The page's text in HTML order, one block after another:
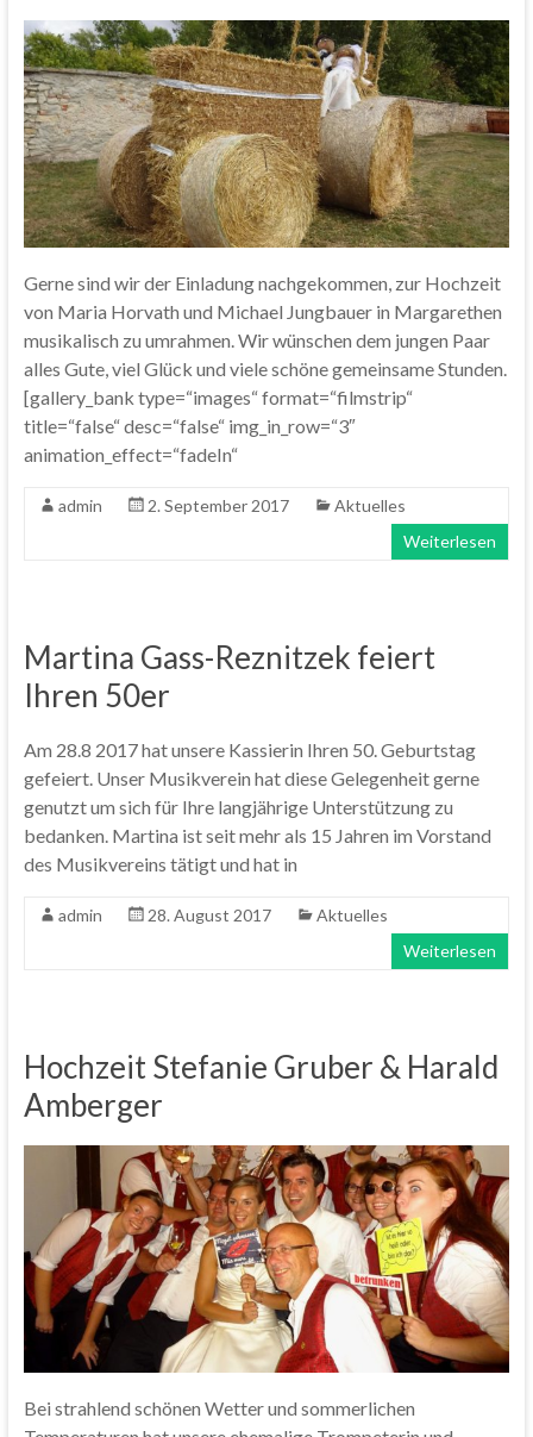
Gerne sind wir der Einladung nachgekommen, zur Hochzeit
von Maria Horvath und Michael Jungbauer in Margarethen
musikalisch zu umrahmen. Wir wünschen dem jungen Paar
alles Gute, viel Glück und viele schöne gemeinsame Stunden.
[gallery_bank type=“images“ format=“filmstrip“
title=“false“ desc=“false“ img_in_row=“3″
animation_effect=“fadeIn“
admin 2. September 2017
Aktuelles
Weiterlesen
Martina Gass-Reznitzek feiert
Ihren 50er
Am 28.8 2017 hat unsere Kassierin Ihren 50. Geburtstag
gefeiert. Unser Musikverein hat diese Gelegenheit gerne
genutzt um sich für Ihre langjährige Unterstützung zu
bedanken. Martina ist seit mehr als 15 Jahren im Vorstand
des Musikvereins tätigt und hat in
admin 28. August 2017
Aktuelles
Weiterlesen
Hochzeit Stefanie Gruber & Harald
Amberger
Bei strahlend schönen Wetter und sommerlichen